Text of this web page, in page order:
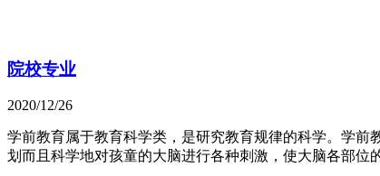
院校专业
2020/12/26
学前教育属于教育科学类，是研究教育规律的科学。学
划而且科学地对孩童的大脑进行各种刺激，使大脑各部位